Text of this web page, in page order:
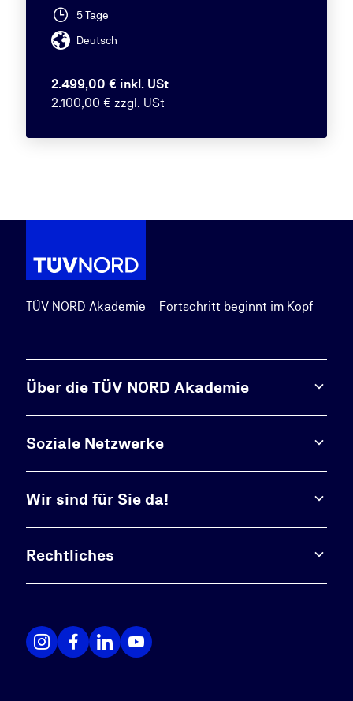
5 Tage
Deutsch
2.499,00 € inkl. USt
2.100,00 € zzgl. USt
TÜV NORD Akademie – Fortschritt beginnt im Kopf
Über die TÜV NORD Akademie
Soziale Netzwerke
Wir sind für Sie da!
Rechtliches